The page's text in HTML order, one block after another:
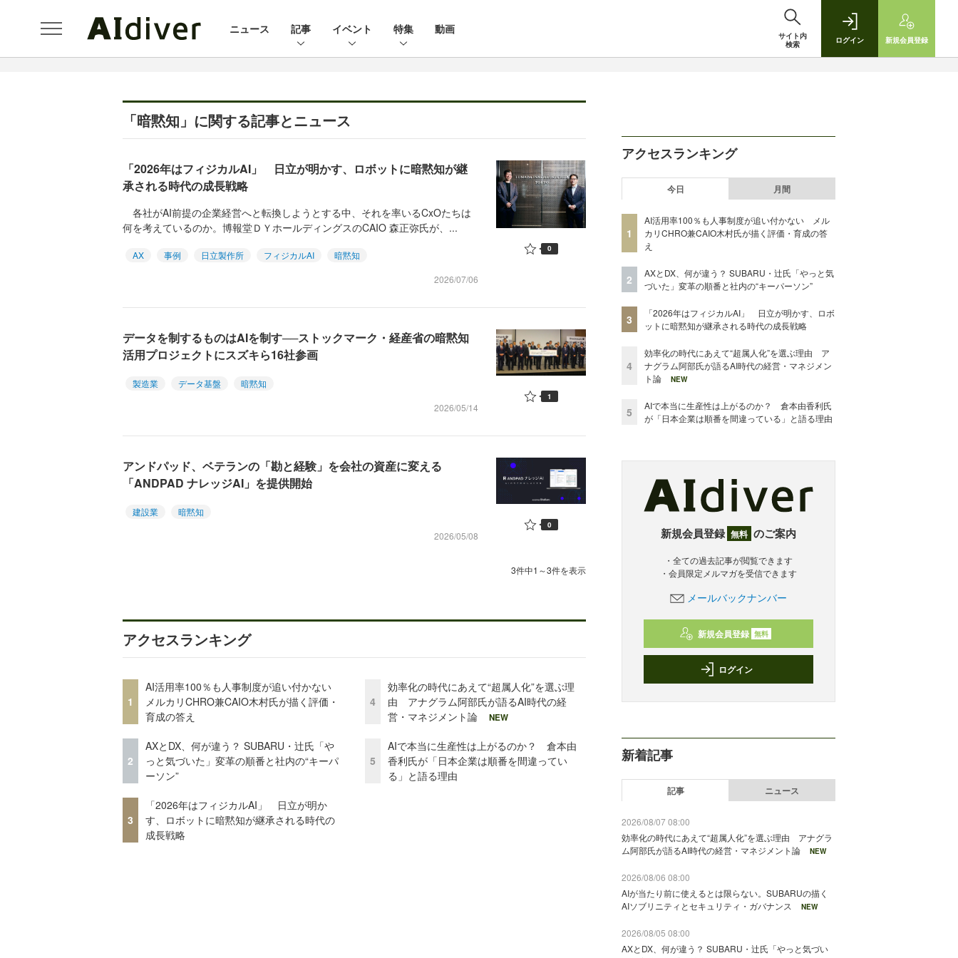
ニュース 記事 イベント 特集 動画
サイト内
検索
ログイン 新規会員登録
「暗黙知」に関する記事とニュース
「2026年はフィジカルAI」 日立が明かす、ロボットに暗黙知が継
承される時代の成長戦略
各社がAI前提の企業経営へと転換しようとする中、それを率いるCxOたちは
何を考えているのか。博報堂ＤＹホールディングスのCAIO 森正弥氏が、...
AX 事例 日立製作所 フィジカルAI
暗黙知
2026/07/06
0
データを制するものはAIを制す──ストックマーク・経産省の暗黙知
活用プロジェクトにスズキら16社参画
製造業 データ基盤
暗黙知
2026/05/14
1
アンドパッド、ベテランの「勘と経験」を会社の資産に変える
「ANDPAD ナレッジAI」を提供開始
建設業
暗黙知
2026/05/08
0
3件中1～3件を表示
アクセスランキング
1
AI活用率100％も人事制度が追い付かない
メルカリCHRO兼CAIO木村氏が描く評価・
育成の答え
2
AXとDX、何が違う？ SUBARU・辻氏「や
っと気づいた」変革の順番と社内の“キーパ
ーソン”
3
「2026年はフィジカルAI」 日立が明か
す、ロボットに暗黙知が継承される時代の
成長戦略
4
効率化の時代にあえて“超属人化”を選ぶ理
由 アナグラム阿部氏が語るAI時代の経
営・マネジメント論
NEW
5
AIで本当に生産性は上がるのか？ 倉本由
香利氏が「日本企業は順番を間違ってい
る」と語る理由
アクセスランキング
今日 月間
1
AI活用率100％も人事制度が追い付かない メル
カリCHRO兼CAIO木村氏が描く評価・育成の答
え
2
AXとDX、何が違う？ SUBARU・辻氏「やっと気
づいた」変革の順番と社内の“キーパーソン”
3
「2026年はフィジカルAI」 日立が明かす、ロボ
ットに暗黙知が継承される時代の成長戦略
4
効率化の時代にあえて“超属人化”を選ぶ理由 ア
ナグラム阿部氏が語るAI時代の経営・マネジメン
ト論
NEW
5
AIで本当に生産性は上がるのか？ 倉本由香利氏
が「日本企業は順番を間違っている」と語る理由
新規会員登録 無料 のご案内
・全ての過去記事が閲覧できます
・会員限定メルマガを受信できます
メールバックナンバー
新規会員登録 無料
ログイン
新着記事
記事 ニュース
2026/08/07 08:00
効率化の時代にあえて“超属人化”を選ぶ理由 アナグラ
ム阿部氏が語るAI時代の経営・マネジメント論
NEW
2026/08/06 08:00
AIが当たり前に使えるとは限らない。SUBARUの描く
AIソブリニティとセキュリティ・ガバナンス
NEW
2026/08/05 08:00
AXとDX、何が違う？ SUBARU・辻氏「やっと気づい